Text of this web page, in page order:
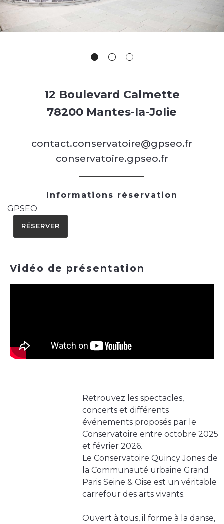
12 Boulevard Calmette
78200 Mantes-la-Jolie
contact.conservatoire@gpseo.fr
conservatoire.gpseo.fr
Informations réservation
GPSEO
RÉSERVER
Vidéo de présentation
Retrouvez les spectacles,
concerts et différents
événements proposés par le
Conservatoire entre octobre 2025
et février 2026.
Le Conservatoire Quincy Jones de
la Communauté urbaine Grand
Paris Seine & Oise est un véritable
carrefour des arts vivants.
Ouvert à tous, il forme à la danse,